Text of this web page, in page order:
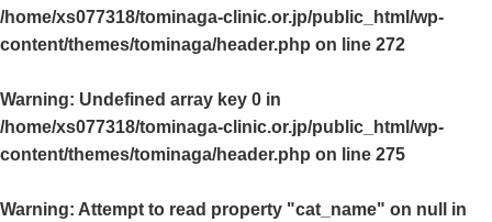
/home/xs077318/tominaga-clinic.or.jp/public_html/wp-
content/themes/tominaga/header.php on line 272
Warning: Undefined array key 0 in
/home/xs077318/tominaga-clinic.or.jp/public_html/wp-
content/themes/tominaga/header.php on line 275
Warning: Attempt to read property "cat_name" on null in